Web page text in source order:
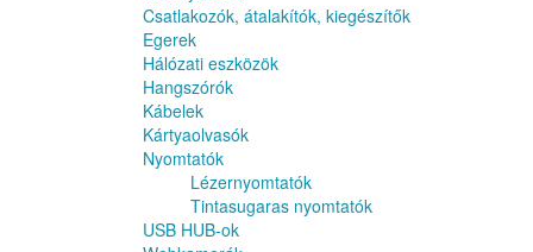
Csatlakozók, átalakítók, kiegészítők
Egerek
Hálózati eszközök
Hangszórók
Kábelek
Kártyaolvasók
Nyomtatók
Lézernyomtatók
Tintasugaras nyomtatók
USB HUB-ok